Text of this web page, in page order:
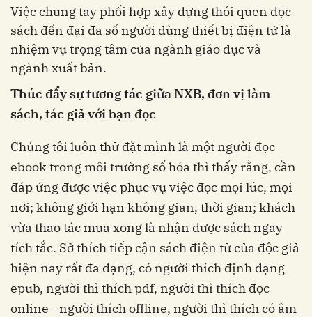
Việc chung tay phối hợp xây dựng thói quen đọc
sách đến đại đa số người dùng thiết bị điện tử là
nhiệm vụ trọng tâm của ngành giáo dục và
ngành xuất bản.
Thúc đẩy sự tương tác giữa NXB, đơn vị làm
sách, tác giả với bạn đọc
Chúng tôi luôn thử đặt mình là một người đọc
ebook trong môi trường số hóa thì thấy rằng, cần
đáp ứng được việc phục vụ việc đọc mọi lúc, mọi
nơi; không giới hạn không gian, thời gian; khách
vừa thao tác mua xong là nhận được sách ngay
tích tắc. Sở thích tiếp cận sách điện tử của độc giả
hiện nay rất đa dạng, có người thích định dạng
epub, người thì thích pdf, người thì thích đọc
online - người thích offline, người thì thích có âm